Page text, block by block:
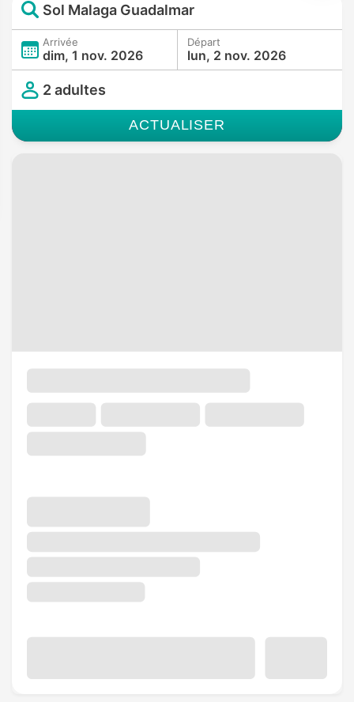
Sol Malaga Guadalmar
Arrivée
dim, 1 nov. 2026
Départ
lun, 2 nov. 2026
2 adultes
ACTUALISER